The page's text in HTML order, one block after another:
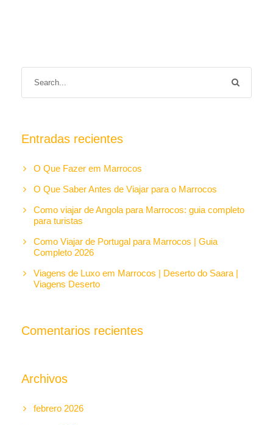
Entradas recientes
O Que Fazer em Marrocos
O Que Saber Antes de Viajar para o Marrocos
Como viajar de Angola para Marrocos: guia completo
para turistas
Como Viajar de Portugal para Marrocos | Guia
Completo 2026
Viagens de Luxo em Marrocos | Deserto do Saara |
Viagens Deserto
Comentarios recientes
Archivos
febrero 2026